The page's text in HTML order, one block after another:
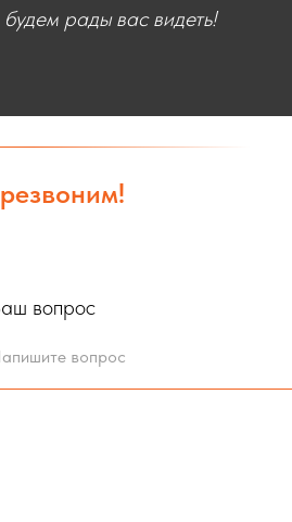
рады вас видеть!
вопрос